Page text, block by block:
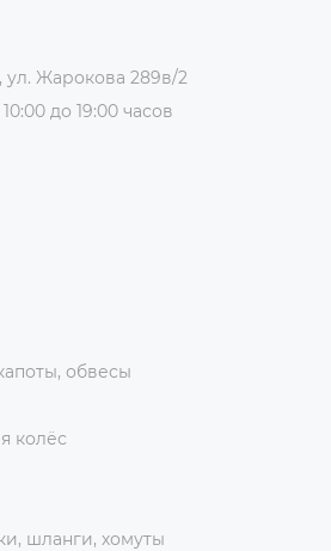
ул. Жарокова 289в/2
до 19:00 часов
обвесы
колёс
шланги, хомуты